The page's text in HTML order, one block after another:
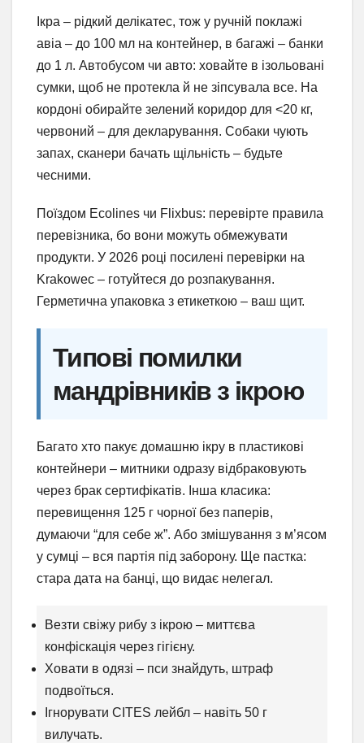
Ікра – рідкий делікатес, тож у ручній поклажі
авіа – до 100 мл на контейнер, в багажі – банки
до 1 л. Автобусом чи авто: ховайте в ізольовані
сумки, щоб не протекла й не зіпсувала все. На
кордоні обирайте зелений коридор для <20 кг,
червоний – для декларування. Собаки чують
запах, сканери бачать щільність – будьте
чесними.
Поїздом Ecolines чи Flixbus: перевірте правила
перевізника, бо вони можуть обмежувати
продукти. У 2026 році посилені перевірки на
Krakowec – готуйтеся до розпакування.
Герметична упаковка з етикеткою – ваш щит.
Типові помилки
мандрівників з ікрою
Багато хто пакує домашню ікру в пластикові
контейнери – митники одразу відбраковують
через брак сертифікатів. Інша класика:
перевищення 125 г чорної без паперів,
думаючи “для себе ж”. Або змішування з м’ясом
у сумці – вся партія під заборону. Ще пастка:
стара дата на банці, що видає нелегал.
Везти свіжу рибу з ікрою – миттєва
конфіскація через гігієну.
Ховати в одязі – пси знайдуть, штраф
подвоїться.
Ігнорувати CITES лейбл – навіть 50 г
вилучать.